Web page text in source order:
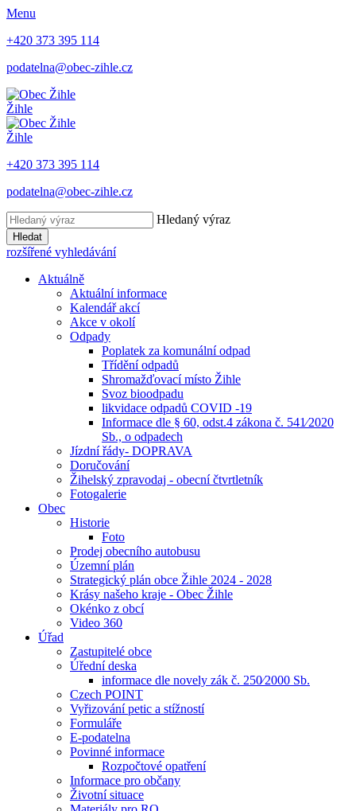
Menu
+420 373 395 114
podatelna@obec-zihle.cz
Žihle
Žihle
+420 373 395 114
podatelna@obec-zihle.cz
Hledaný výraz
Hledat
rozšířené vyhledávání
Aktuálně
Aktuální informace
Kalendář akcí
Akce v okolí
Odpady
Poplatek za komunální odpad
Třídění odpadů
Shromažďovací místo Žihle
Svoz bioodpadu
likvidace odpadů COVID -19
Informace dle § 60, odst.4 zákona č. 541⁄2020
Sb., o odpadech
Jízdní řády- DOPRAVA
Doručování
Žihelský zpravodaj - obecní čtvrtletník
Fotogalerie
Obec
Historie
Foto
Prodej obecního autobusu
Územní plán
Strategický plán obce Žihle 2024 - 2028
Krásy našeho kraje - Obec Žihle
Okénko z obcí
Video 360
Úřad
Zastupitelé obce
Úřední deska
informace dle novely zák č. 250⁄2000 Sb.
Czech POINT
Vyřizování petic a stížností
Formuláře
E-podatelna
Povinné informace
Rozpočtové opatření
Informace pro občany
Životní situace